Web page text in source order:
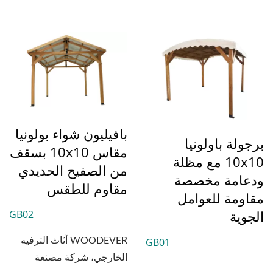
برجولة باولونيا
10x10 مع مظلة
ودعامة مخصصة
مقاومة للعوامل
الجوية
GB01
بافيليون شواء بولونيا
مقاس 10x10 بسقف
من الصفيح الحديدي
مقاوم للطقس
GB02
WOODEVER أثاث الترفيه
الخارجي، شركة مصنعة